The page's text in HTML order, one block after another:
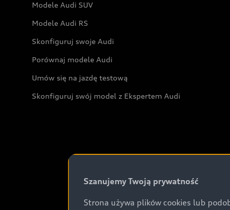
Szanujemy Twoją prywatność
Strona używa plików cookies lub
Modele Audi SUV
Modele Audi RS
Skonfiguruj swoje Audi
Porównaj modele Audi
Umów się na jazdę testową
Skonfiguruj swój model z Ekspertem Audi